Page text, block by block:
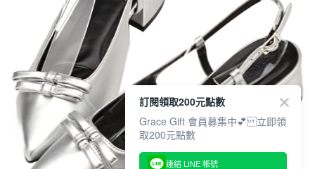
訂閱領取200元點數
Grace Gift 會員募集中💕 立即領
取200元點數
連結 LINE 帳號